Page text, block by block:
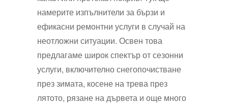
намерите изпълнители за бързи и
ефикасни ремонтни услуги в случай на
неотложни ситуации. Освен това
предлагаме широк спектър от сезонни
услуги, включително снегопочистване
през зимата, косене на трева през
лятото, рязане на дървета и още много